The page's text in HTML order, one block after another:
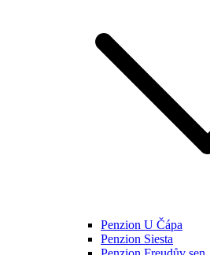
Penzion U Čápa
Penzion Siesta